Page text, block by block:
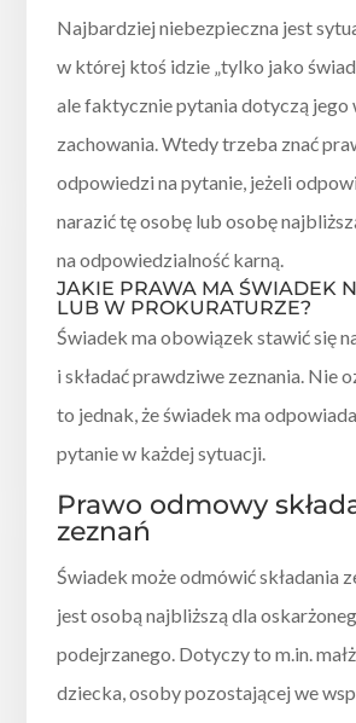
Najbardziej niebezpieczna jest
w której ktoś idzie „tylko jako
ale faktycznie pytania dotyczą jego
zachowania. Wtedy trzeba znać
odpowiedzi na pytanie, jeżeli
narazić tę osobę lub osobę
na odpowiedzialność karną.
JAKIE PRAWA MA ŚWIADEK
LUB W PROKURATURZE?
Świadek ma obowiązek stawić się
i składać prawdziwe zeznania. Nie
to jednak, że świadek ma
pytanie w każdej sytuacji.
Prawo odmowy
zeznań
Świadek może odmówić składania
jest osobą najbliższą dla
podejrzanego. Dotyczy to m.in.
dziecka, osoby pozostającej we